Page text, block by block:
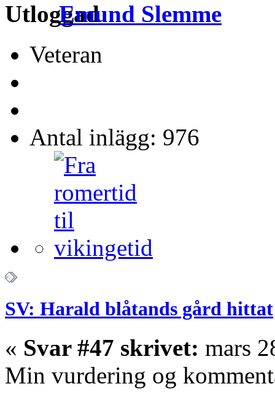
Emund Slemme
Veteran
Antal inlägg: 976
SV: Harald blåtands gård hittat
« Svar #47 skrivet: mars
Min vurdering og